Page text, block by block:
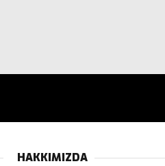
HAKKIMIZDA